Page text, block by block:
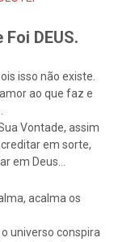
DEUS.
isso não existe.
ao que faz e
Vontade, assim
em sorte,
em Deus…
acalma os
universo conspira